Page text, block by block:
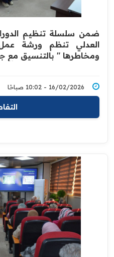
ضمن سلسلة تنظيم
العدلي تنظم ورشة
ومخاطرها " بالتنسيق مع
16/02/2026 - 10:02 صباحًا